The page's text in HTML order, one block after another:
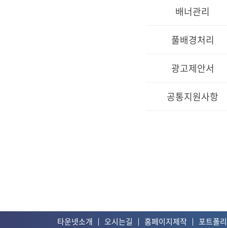
배너관리
풀배경처리
광고제안서
공통지원사항
타운넷소개 오시는길 홈페이지제작 포트폴